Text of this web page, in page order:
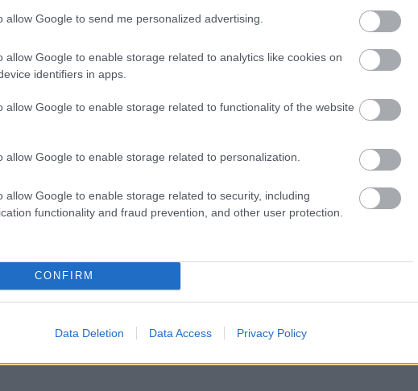
allow Google to send me personalized advertising.
allow Google to enable storage related to analytics like cookies on
identifiers in apps.
allow Google to enable storage related to functionality of the website
allow Google to enable storage related to personalization.
allow Google to enable storage related to security, including
functionality and fraud prevention, and other user protection.
CONFIRM
Data Deletion Data Access Privacy Policy
των ΜμΕ ανάλογα με την υφιστάμενη
και τις διαφορετικές επενδυτικές ανάγκες
των αιτήσεων χρηματοδότησης θα είναι
αξιολογούνται με τη σειρά που υποβάλλονται
ανά κατηγορία περιφέρειας. Το ποσοστό
περιοχές της χώρας φθάνει και το 60%.
ΜμΕ»:
πληροφορικής και τηλεπικοινωνιών (ΤΠΕ)
κάλυψη βασικών ελλείψεων σε εφαρμογές και